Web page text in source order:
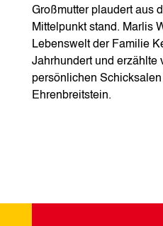
Großmutter plaudert aus
Mittelpunkt stand. Marlis
Lebenswelt der Familie
Jahrhundert und erzählte
persönlichen
Ehrenbreitstein.